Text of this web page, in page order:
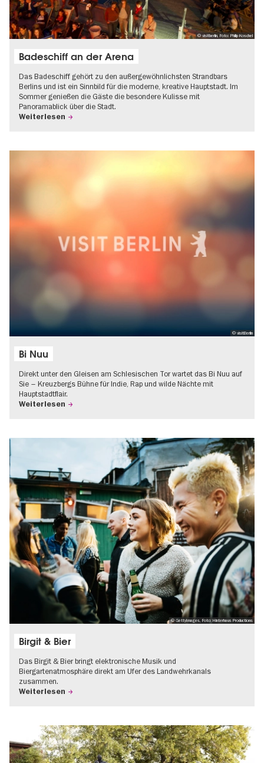
© visitberlin, Foto: Philip Koschel
Badeschiff an der Arena
Das Badeschiff gehört zu den außergewöhnlichsten Strandbars
Berlins und ist ein Sinnbild für die moderne, kreative Hauptstadt. Im
Sommer genießen die Gäste die besondere Kulisse mit
Panoramablick über die Stadt.
Weiterlesen
© visitBerlin
Bi Nuu
Direkt unter den Gleisen am Schlesischen Tor wartet das Bi Nuu auf
Sie – Kreuzbergs Bühne für Indie, Rap und wilde Nächte mit
Hauptstadtflair.
Weiterlesen
© GettyImages, Foto: Hinterhaus Productions
Birgit & Bier
Das Birgit & Bier bringt elektronische Musik und
Biergartenatmosphäre direkt am Ufer des Landwehrkanals
zusammen.
Weiterlesen